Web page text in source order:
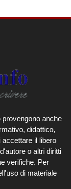
provengono anche
didattico,
il libero
o altri diritti
verifiche. Per
di materiale